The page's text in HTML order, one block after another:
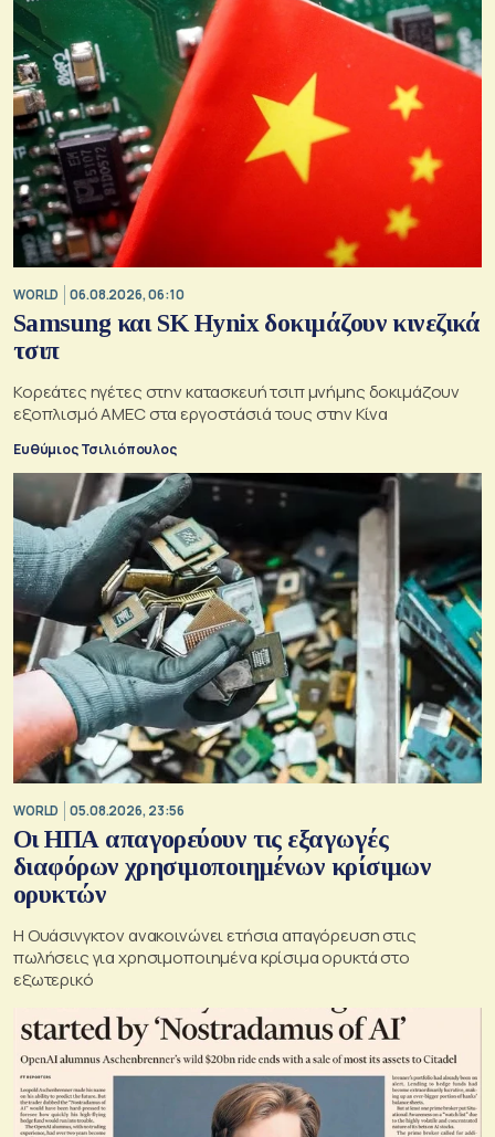
WORLD 06.08.2026, 06:10
Samsung και SK Hynix δοκιμάζουν κινεζικά
τσιπ
Κορεάτες ηγέτες στην κατασκευή τσιπ μνήμης δοκιμάζουν
εξοπλισμό AMEC στα εργοστάσιά τους στην Κίνα
Ευθύμιος Τσιλιόπουλος
WORLD 05.08.2026, 23:56
Οι ΗΠΑ απαγορεύουν τις εξαγωγές
διαφόρων χρησιμοποιημένων κρίσιμων
ορυκτών
Η Ουάσινγκτον ανακοινώνει ετήσια απαγόρευση στις
πωλήσεις για χρησιμοποιημένα κρίσιμα ορυκτά στο
εξωτερικό